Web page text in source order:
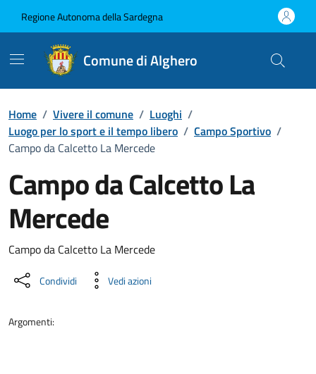
Regione Autonoma della Sardegna
Comune di Alghero
Home / Vivere il comune / Luoghi /
Luogo per lo sport e il tempo libero / Campo Sportivo /
Campo da Calcetto La Mercede
Campo da Calcetto La
Mercede
Dettaglio luogo
Campo da Calcetto La Mercede
Condividi Vedi azioni
Argomenti: